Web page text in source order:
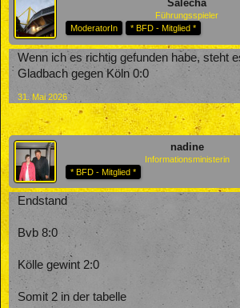
Salecha
Führungsspieler
ModeratorIn
* BFD - Mitglied *
Wenn ich es richtig gefunden habe, steht
Gladbach gegen Köln 0:0
31. Mai 2026
nadine
Informationsministerin
* BFD - Mitglied *
Endstand
Bvb 8:0
Kölle gewint 2:0
Somit 2 in der tabelle